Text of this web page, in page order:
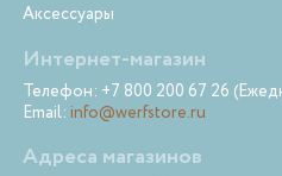
Аксессуары
Интернет-магазин
Телефон: +7 800 200 67 26
Email: info@werfstore.ru
Адреса магазинов